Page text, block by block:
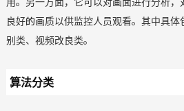
用。另一方面，它可以对画面进行分析
良好的画质以供监控人员观看。其中具
别类、视频改良类。
算法分类